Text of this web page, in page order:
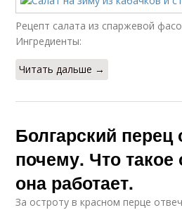
Рецепт салата из спаржевой
Ингредиенты:
Читать дальше →
Болгарский перец
почему. Что такое
она работает.
За остроту в красном перце